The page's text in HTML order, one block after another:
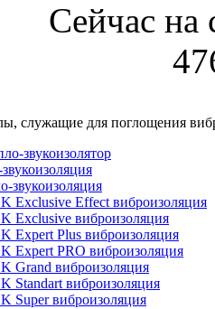
Сейчас на
служащие для поглощения
звукоизолятор
звукоизоляция
Exclusive Effect виброизоляция
Exclusive виброизоляция
Expert Plus виброизоляция
Expert PRO виброизоляция
Grand виброизоляция
Standart виброизоляция
Super виброизоляция